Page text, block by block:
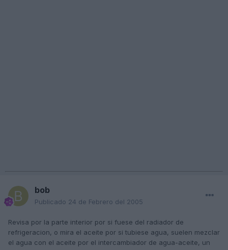
bob
Publicado 24 de Febrero del 2005
Revisa por la parte interior por si fuese del radiador de
refrigeracion, o mira el aceite por si tubiese agua, suelen mezclar
el agua con el aceite por el intercambiador de agua-aceite, un